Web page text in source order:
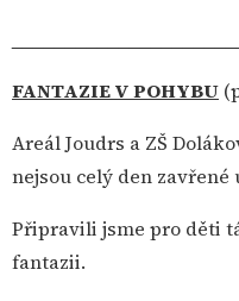
FANTAZIE V POHYBU
Areál Joudrs a ZŠ
nejsou celý den
Připravili jsme pro děti
fantazii.